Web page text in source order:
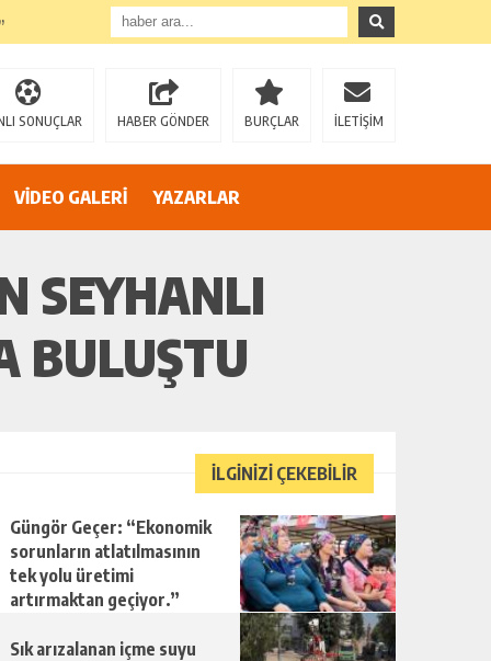
SONUÇLAR HABER GÖNDER BURÇLAR İLETİŞİM
VİDEO GALERİ YAZARLAR
SEYHANLI
BULUŞTU
İLGİNİZİ ÇEKEBİLİR
Güngör Geçer: “Ekonomik
sorunların atlatılmasının
tek yolu üretimi
artırmaktan geçiyor.”
Sık arızalanan içme suyu